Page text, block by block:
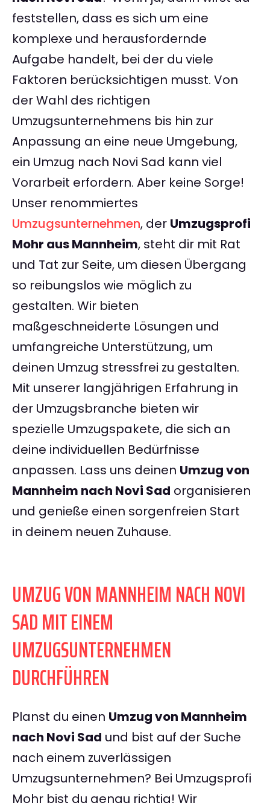
feststellen, dass es sich um eine
komplexe und herausfordernde
Aufgabe handelt, bei der du viele
Faktoren berücksichtigen musst. Von
der Wahl des richtigen
Umzugsunternehmens bis hin zur
Anpassung an eine neue Umgebung,
ein Umzug nach Novi Sad kann viel
Vorarbeit erfordern. Aber keine Sorge!
Unser renommiertes
Umzugsunternehmen, der Umzugsprofi
Mohr aus Mannheim, steht dir mit Rat
und Tat zur Seite, um diesen Übergang
so reibungslos wie möglich zu
gestalten. Wir bieten
maßgeschneiderte Lösungen und
umfangreiche Unterstützung, um
deinen Umzug stressfrei zu gestalten.
Mit unserer langjährigen Erfahrung in
der Umzugsbranche bieten wir
spezielle Umzugspakete, die sich an
deine individuellen Bedürfnisse
anpassen. Lass uns deinen Umzug von
Mannheim nach Novi Sad organisieren
und genieße einen sorgenfreien Start
in deinem neuen Zuhause.
UMZUG VON MANNHEIM NACH NOVI
SAD MIT EINEM
UMZUGSUNTERNEHMEN
DURCHFÜHREN
Planst du einen Umzug von Mannheim
nach Novi Sad und bist auf der Suche
nach einem zuverlässigen
Umzugsunternehmen? Bei Umzugsprofi
Mohr bist du genau richtig! Wir